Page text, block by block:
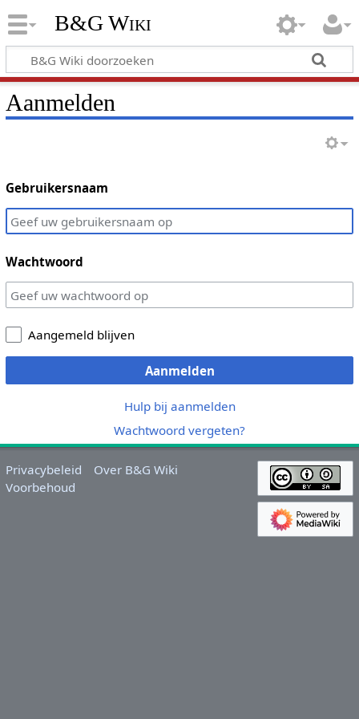
B&G Wiki
Aanmelden
Gebruikersnaam
Wachtwoord
Aangemeld blijven
Aanmelden
Hulp bij aanmelden
Wachtwoord vergeten?
Privacybeleid
Over B&G Wiki
Voorbehoud